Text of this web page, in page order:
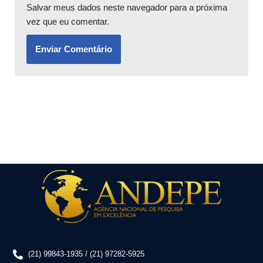
Salvar meus dados neste navegador para a próxima
vez que eu comentar.
(21) 99843-1935 / (21) 97282-5925